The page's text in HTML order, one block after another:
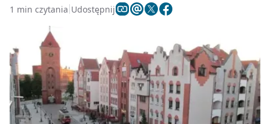
1 min czytania Udostępnij